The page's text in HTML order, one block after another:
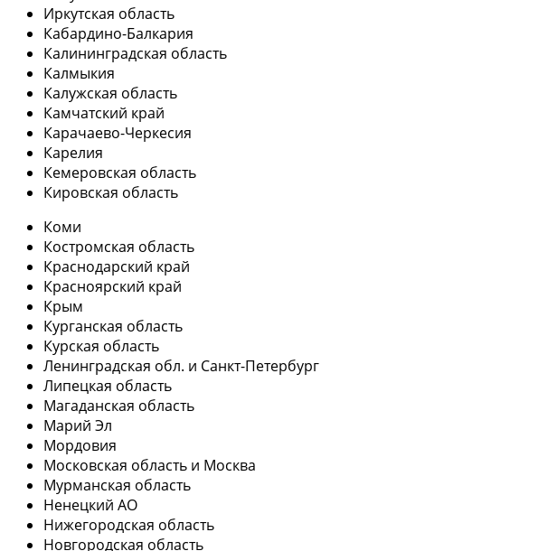
Иркутская область
Кабардино-Балкария
Калининградская область
Калмыкия
Калужская область
Камчатский край
Карачаево-Черкесия
Карелия
Кемеровская область
Кировская область
Коми
Костромская область
Краснодарский край
Красноярский край
Крым
Курганская область
Курская область
Ленинградская обл. и Санкт-Петербург
Липецкая область
Магаданская область
Марий Эл
Мордовия
Московская область и Москва
Мурманская область
Ненецкий АО
Нижегородская область
Новгородская область